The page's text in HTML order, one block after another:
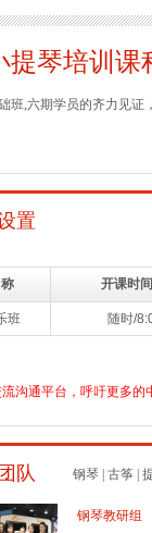
提琴培训课
班,六期学员的齐力见证
置
开课时
班 随时/
沟通平台，呼吁更多的
队 钢琴 古筝
钢琴教研组